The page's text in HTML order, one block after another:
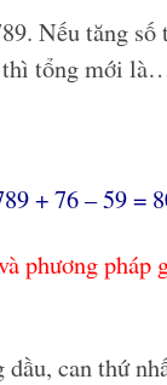
Nếu tăng
thì tổng
76 – 59 =
phương pháp
dầu, can thứ